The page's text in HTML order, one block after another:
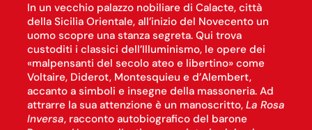
In un vecchio palazzo nobiliare di Calacte, città
della Sicilia Orientale, all’inizio del Novecento un
uomo scopre una stanza segreta. Qui trova
custoditi i classici dell’Illuminismo, le opere dei
«malpensanti del secolo ateo e libertino» come
Voltaire, Diderot, Montesquieu e d’Alembert,
accanto a simboli e insegne della massoneria. Ad
attrarre la sua attenzione è un manoscritto, La Rosa
Inversa, racconto autobiografico del barone